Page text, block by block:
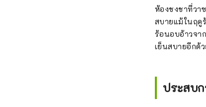
ห้องชงชาที่วา
สบายแม้ในฤดู
ร้อนอบอ้าวจา
เย็นสบายอีกด้
ประสบ